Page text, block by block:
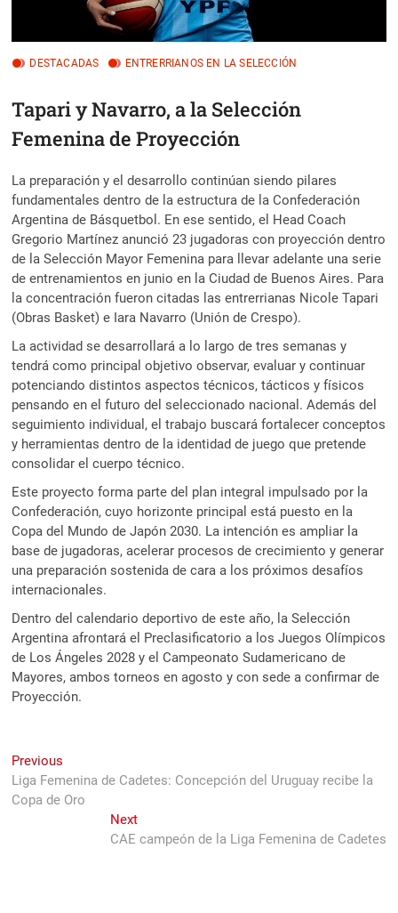
DESTACADAS ENTRERRIANOS EN LA SELECCIÓN
Tapari y Navarro, a la Selección
Femenina de Proyección
La preparación y el desarrollo continúan siendo pilares
fundamentales dentro de la estructura de la Confederación
Argentina de Básquetbol. En ese sentido, el Head Coach
Gregorio Martínez anunció 23 jugadoras con proyección dentro
de la Selección Mayor Femenina para llevar adelante una serie
de entrenamientos en junio en la Ciudad de Buenos Aires. Para
la concentración fueron citadas las entrerrianas Nicole Tapari
(Obras Basket) e Iara Navarro (Unión de Crespo).
La actividad se desarrollará a lo largo de tres semanas y
tendrá como principal objetivo observar, evaluar y continuar
potenciando distintos aspectos técnicos, tácticos y físicos
pensando en el futuro del seleccionado nacional. Además del
seguimiento individual, el trabajo buscará fortalecer conceptos
y herramientas dentro de la identidad de juego que pretende
consolidar el cuerpo técnico.
Este proyecto forma parte del plan integral impulsado por la
Confederación, cuyo horizonte principal está puesto en la
Copa del Mundo de Japón 2030. La intención es ampliar la
base de jugadoras, acelerar procesos de crecimiento y generar
una preparación sostenida de cara a los próximos desafíos
internacionales.
Dentro del calendario deportivo de este año, la Selección
Argentina afrontará el Preclasificatorio a los Juegos Olímpicos
de Los Ángeles 2028 y el Campeonato Sudamericano de
Mayores, ambos torneos en agosto y con sede a confirmar de
Proyección.
Navegación
de
entradas
Previous
post:
Liga Femenina de Cadetes: Concepción del Uruguay recibe la
Copa de Oro
NextNext
post:
CAE campeón de la Liga Femenina de Cadetes